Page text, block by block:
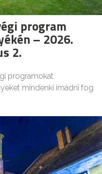
program
– 2026.
2.
programokat
mindenki imádni fog.